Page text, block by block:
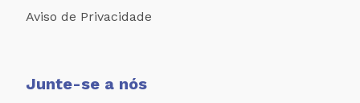
Aviso de Privacidade
Junte-se a nós